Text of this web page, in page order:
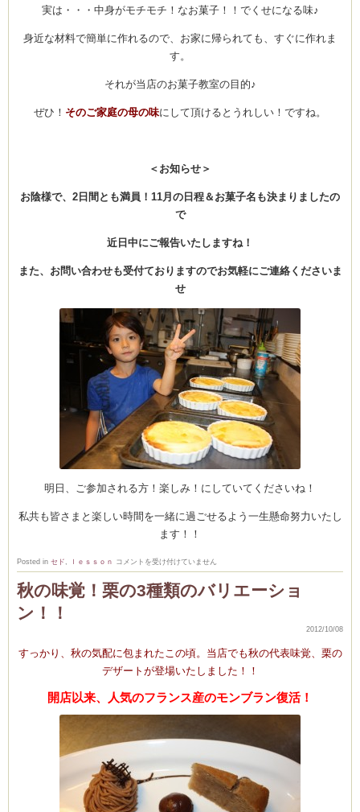
実は・・・中身がモチモチ！なお菓子！！でくせになる味♪
身近な材料で簡単に作れるので、お家に帰られても、すぐに作れま
す。
それが当店のお菓子教室の目的♪
ぜひ！ そのご家庭の母の味にして頂けるとうれしい！ですね。
＜お知らせ＞
お陰様で、2日間とも満員！11月の日程＆お菓子名も決まりましたの
で
近日中にご報告いたしますね！
また、お問い合わせも受付ておりますのでお気軽にご連絡くださいま
せ
明日、ご参加される方！楽しみ！にしていてくださいね！
私共も皆さまと楽しい時間を一緒に過ごせるよう一生懸命努力いたし
ます！！
Posted in セド, ｌｅｓｓｏｎ
Atelier
菓
子
は
コメントを受け付けていません
秋の味覚！栗の3種類のバリエーショ
ン！！
2012/10/08
すっかり、秋の気配に包まれたこの頃。当店でも秋の代表味覚、栗の
デザートが登場いたしました！！
開店以来、人気のフランス産のモンブラン復活！